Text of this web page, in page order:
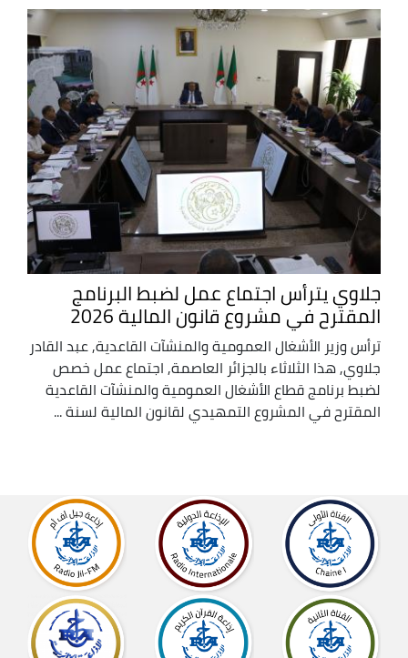
جلاوي يترأس اجتماع عمل لضبط البرنامج
المقترح في مشروع قانون المالية 2026
ترأس وزير الأشغال العمومية والمنشآت القاعدية, عبد القادر
جلاوي, هذا الثلاثاء بالجزائر العاصمة, اجتماع عمل خصص
لضبط برنامج قطاع الأشغال العمومية والمنشآت القاعدية
المقترح في المشروع التمهيدي لقانون المالية لسنة ...